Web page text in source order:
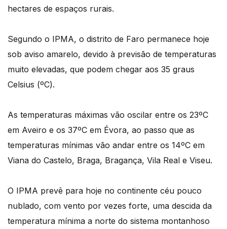
hectares de espaços rurais.
Segundo o IPMA, o distrito de Faro permanece hoje
sob aviso amarelo, devido à previsão de temperaturas
muito elevadas, que podem chegar aos 35 graus
Celsius (ºC).
As temperaturas máximas vão oscilar entre os 23ºC
em Aveiro e os 37ºC em Évora, ao passo que as
temperaturas mínimas vão andar entre os 14ºC em
Viana do Castelo, Braga, Bragança, Vila Real e Viseu.
O IPMA prevê para hoje no continente céu pouco
nublado, com vento por vezes forte, uma descida da
temperatura mínima a norte do sistema montanhoso